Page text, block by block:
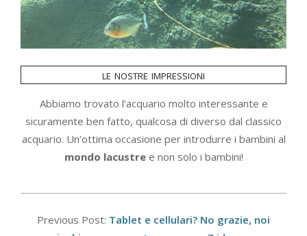
le nostre impressioni
Abbiamo trovato l’acquario molto interessante e
sicuramente ben fatto, qualcosa di diverso dal classico
acquario. Un’ottima occasione per introdurre i bambini al
mondo lacustree non solo i bambini!
Previous Post: Tablet e cellulari? No grazie, noi